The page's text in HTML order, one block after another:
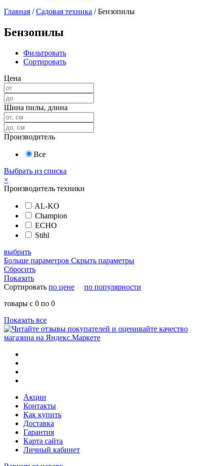
Главная /Садовая техника /Бензопилы
Бензопилы
Фильтровать
Сортировать
Цена
Шина пилы, длина
Производитель
Все
Выбрать из списка
×
Производитель техники
AL-KO
Champion
ECHO
Stihl
выбрать
Больше параметров Скрыть параметры
Сбросить
Показать
Сортировать по цене
по популярности
товары с 0 по 0
Показать все
Акции
Контакты
Как купить
Доставка
Гарантия
Карта сайта
Личный кабинет